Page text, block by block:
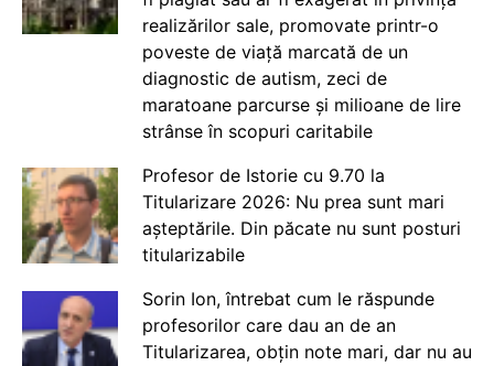
realizărilor sale, promovate printr-o
poveste de viață marcată de un
diagnostic de autism, zeci de
maratoane parcurse și milioane de lire
strânse în scopuri caritabile
Profesor de Istorie cu 9.70 la
Titularizare 2026: Nu prea sunt mari
așteptările. Din păcate nu sunt posturi
titularizabile
Sorin Ion, întrebat cum le răspunde
profesorilor care dau an de an
Titularizarea, obțin note mari, dar nu au